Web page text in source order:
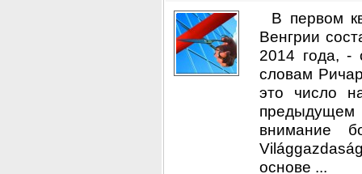
В первом
Венгрии
2014 года, -
словам
это число
предыдущем
внимание
основе ...